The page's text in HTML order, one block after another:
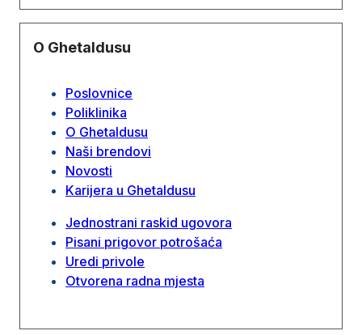
O Ghetaldusu
Poslovnice
Poliklinika
O Ghetaldusu
Naši brendovi
Novosti
Karijera u Ghetaldusu
Jednostrani raskid ugovora
Pisani prigovor potrošaća
Uredi privole
Otvorena radna mjesta